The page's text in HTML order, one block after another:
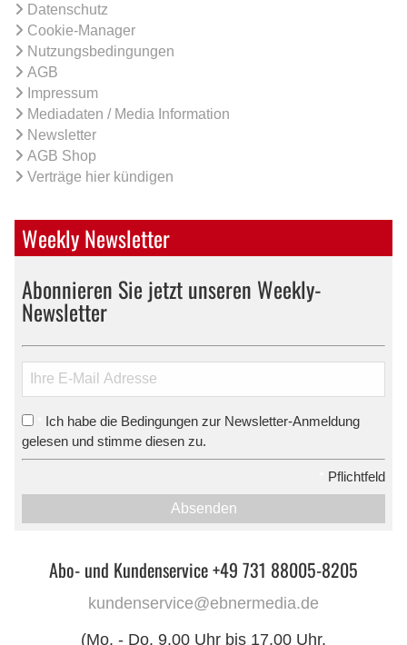
Datenschutz
Cookie-Manager
Nutzungsbedingungen
AGB
Impressum
Mediadaten / Media Information
Newsletter
AGB Shop
Verträge hier kündigen
Weekly Newsletter
Abonnieren Sie jetzt unseren Weekly-
Newsletter
Ich habe die Bedingungen zur Newsletter-Anmeldung
gelesen und stimme diesen zu.
Pflichtfeld
Absenden
Abo- und Kundenservice +49 731 88005-8205
kundenservice@ebnermedia.de
(Mo. - Do. 9.00 Uhr bis 17.00 Uhr,